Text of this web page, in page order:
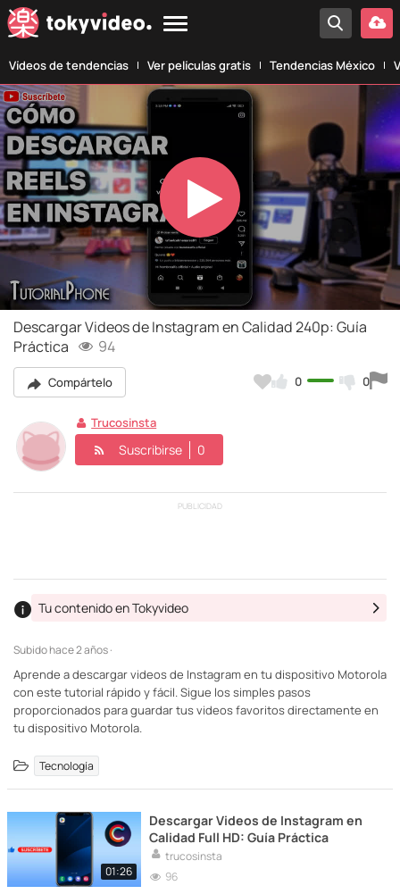
Vídeos de tendencias Ver películas gratis Tendencias México
Play
Video
Descargar Videos de Instagram en Calidad 240p: Guía
Práctica
94
Compártelo 0 0
Trucosinsta
Suscribirse 0
PUBLICIDAD
Subidohace 2 años ·
Tu contenido en Tokyvideo
Aprende a descargar videos de Instagram en tu dispositivo Motorola
con este tutorial rápido y fácil. Sigue los simples pasos
proporcionados para guardar tus videos favoritos directamente en
tu dispositivo Motorola.
Tecnología
01:26
Descargar Videos de Instagram en
Calidad Full HD: Guía Práctica
trucosinsta
96